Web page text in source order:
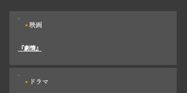
映画
・
『劇情』
ドラマ
・